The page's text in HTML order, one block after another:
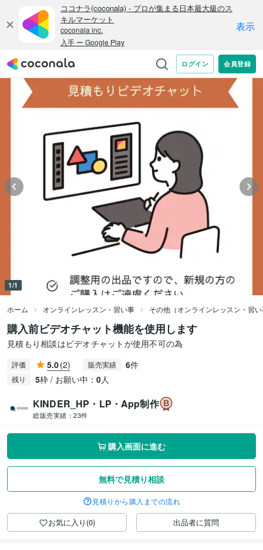
1/1
ホーム オンラインレッスン・習い事 その他（オンラインレッスン・習
購入前ビデオチャット機能を使用します
見積もり相談はビデオチャットが使用不可の為
評価 5.0(2) 販売実績 6件
残り 5枠 / お願い中： 0人
KINDER_HP・LP・App制作
総販売実績： 23件
購入画面に進む
無料で見積り相談
見積りから購入までの流れ
お気に入り(0) 出品者に質問